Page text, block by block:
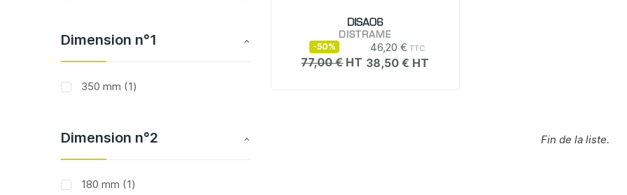
DISA06
DISTRAME
46,20 €
38,50 €
77,00 €
-50%
Fin de la liste.
Dimension n°1
350 mm 1article
Dimension n°2
180 mm 1article